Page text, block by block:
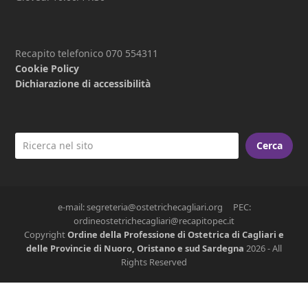
Recapito telefonico 070 554311
Cookie Policy
Dichiarazione di accessibilità
Cerca
e-mail: segreteria@ostetrichecagliari.org PEC:
ordineostetrichecagliari@recapitopec.it
CopyrightOrdine della Professione di Ostetrica di Cagliari e
delle Provincie di Nuoro, Oristano e sud Sardegna 2026 - All
Rights Reserved